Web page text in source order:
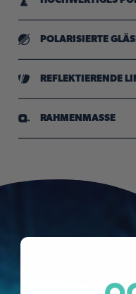
Leichte Rahmen, die
POLARISIERTE
„Reduzierte
sehen“
REFLEKTIERENDE
Verspiegelte Gläser
deine Augen
RAHMENMASSE